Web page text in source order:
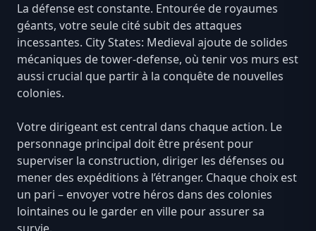
La défense est constante. Entourée de royaumes
géants, votre seule cité subit des attaques
incessantes. City States: Medieval ajoute de solides
mécaniques de tower-defense, où tenir vos murs est
aussi crucial que partir à la conquête de nouvelles
colonies.
Votre dirigeant est central dans chaque action. Le
personnage principal doit être présent pour
superviser la construction, diriger les défenses ou
mener des expéditions à l’étranger. Chaque choix est
un pari – envoyer votre héros dans des colonies
lointaines ou le garder en ville pour assurer sa